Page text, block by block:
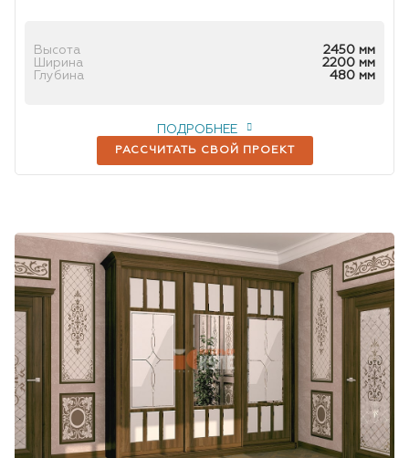
Высота
2450 мм
Ширина
2200 мм
Глубина
480 мм
РАССЧИТАТЬ СВОЙ ПРОЕКТ
ПОДРОБНЕЕ